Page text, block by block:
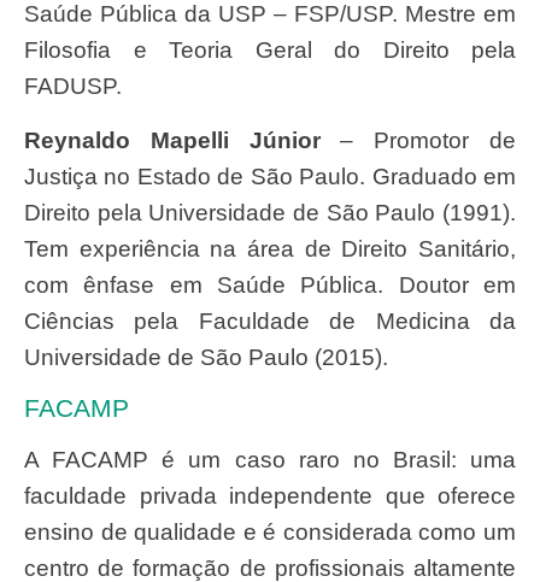
Saúde Pública da USP – FSP/USP. Mestre em
Filosofia e Teoria Geral do Direito pela
FADUSP.
Reynaldo Mapelli Júnior– Promotor de
Justiça no Estado de São Paulo. Graduado em
Direito pela Universidade de São Paulo (1991).
Tem experiência na área de Direito Sanitário,
com ênfase em Saúde Pública. Doutor em
Ciências pela Faculdade de Medicina da
Universidade de São Paulo (2015).
FACAMP
A FACAMP é um caso raro no Brasil: uma
faculdade privada independente que oferece
ensino de qualidade e é considerada como um
centro de formação de profissionais altamente